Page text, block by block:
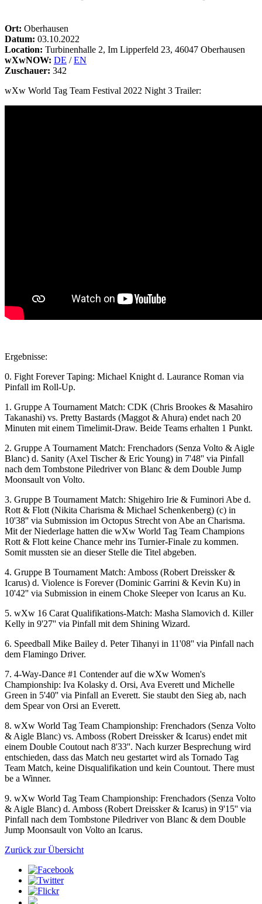
Ort: Oberhausen
Datum: 03.10.2022
Location: Turbinenhalle 2, Im Lipperfeld 23, 46047 Oberhausen
wXwNOW: DE /EN
Zuschauer: 342
wXw World Tag Team Festival 2022 Night 3 Trailer:
Ergebnisse:
0. Fight Forever Taping: Michael Knight d. Laurance Roman via
Pinfall im Roll-Up.
1. Gruppe A Tournament Match: CDK (Chris Brookes & Masahiro
Takanashi) vs. Pretty Bastards (Maggot & Ahura) endet nach 20
Minuten mit einem Timelimit-Draw. Beide Teams erhalten 1 Punkt.
2. Gruppe A Tournament Match: Frenchadors (Senza Volto & Aigle
Blanc) d. Sanity (Axel Tischer & Eric Young) in 7'48'' via Pinfall
nach dem Tombstone Piledriver von Blanc & dem Double Jump
Moonsault von Volto.
3. Gruppe B Tournament Match: Shigehiro Irie & Fuminori Abe d.
Rott & Flott (Nikita Charisma & Michael Schenkenberg) (c) in
10'38'' via Submission im Octopus Strecht von Abe an Charisma.
Mit der Niederlage hatten die wXw World Tag Team Champions
Rott & Flott keine Chance mehr ins Turnier-Finale zu kommen.
Somit mussten sie an dieser Stelle die Titel abgeben.
4. Gruppe B Tournament Match: Amboss (Robert Dreissker &
Icarus) d. Violence is Forever (Dominic Garrini & Kevin Ku) in
10'42'' via Submission in einem Choke Sleeper von Icarus an Ku.
5. wXw 16 Carat Qualifikations-Match: Masha Slamovich d. Killer
Kelly in 9'27'' via Pinfall mit dem Shining Wizard.
6. Speedball Mike Bailey d. Peter Tihanyi in 11'08'' via Pinfall nach
dem Flamingo Driver.
7. 4-Way-Dance #1 Contender auf die wXw Women's
Championship: Iva Kolasky d. Orsi, Ava Everett und Michelle
Green in 5'40'' via Pinfall an Everett. Sie staubt den Sieg ab, nach
dem Spear von Orsi an Everett.
8. wXw World Tag Team Championship: Frenchadors (Senza Volto
& Aigle Blanc) vs. Amboss (Robert Dreissker & Icarus) endet mit
einem Double Coutout nach 8'33''. Nach kurzer Besprechung wird
entschieden, dass das Match neu gestartet wird als Tornado Tag
Team Match, keine Disqualifikation und kein Countout. There must
be a Winner.
9. wXw World Tag Team Championship: Frenchadors (Senza Volto
& Aigle Blanc) d. Amboss (Robert Dreissker & Icarus) in 9'15'' via
Pinfall nach dem Tombstone Piledriver von Blanc & dem Double
Jump Moonsault von Volto an Icarus.
Zurück zur Übersicht